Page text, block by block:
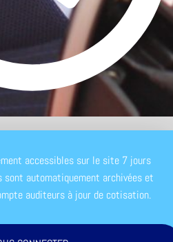
accessibles sur le site 7 jours
sont automatiquement archivées et
auditeurs à jour de cotisation.